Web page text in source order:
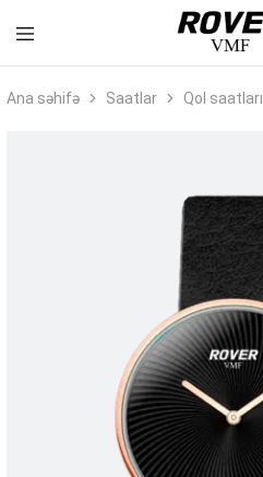
VMF
Ana səhifə Saatlar Qol saatları